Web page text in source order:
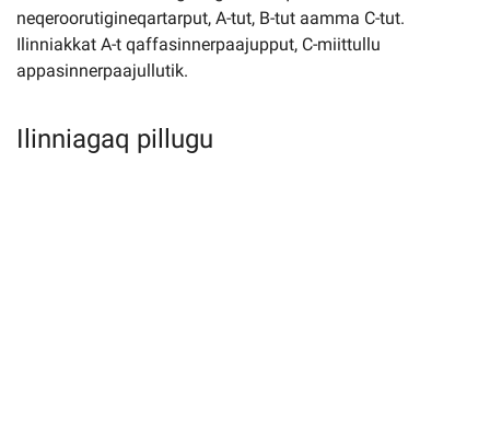
neqeroorutigineqartarput, A-tut, B-tut aamma C-tut.
Ilinniakkat A-t qaffasinnerpaajupput, C-miittullu
appasinnerpaajullutik.
Ilinniagaq pillugu